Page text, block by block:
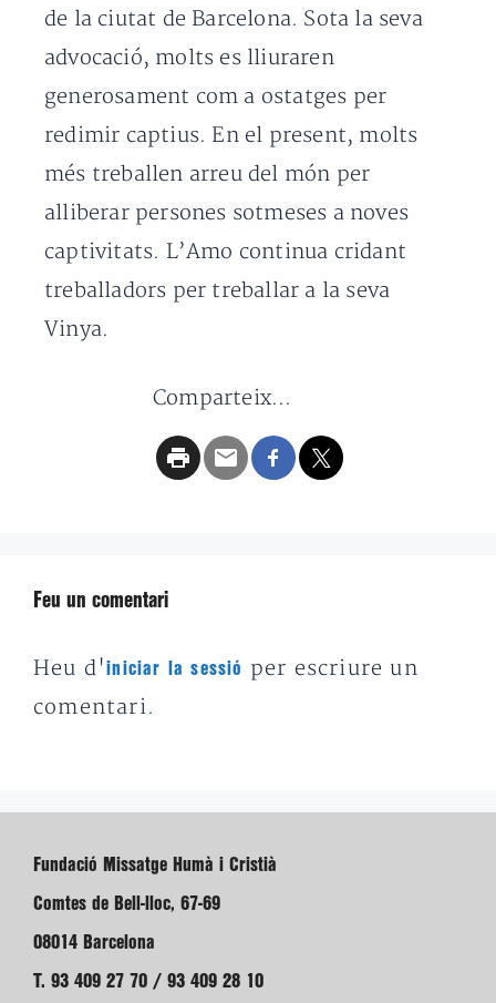
de la ciutat de Barcelona. Sota la seva
advocació, molts es lliuraren
generosament com a ostatges per
redimir captius. En el present, molts
més treballen arreu del món per
alliberar persones sotmeses a noves
captivitats. L’Amo continua cridant
treballadors per treballar a la seva
Vinya.
Comparteix...
Feu un comentari
Heu d'iniciar la sessió
per escriure un
comentari.
Fundació Missatge Humà i Cristià
Comtes de Bell-lloc, 67-69
08014 Barcelona
T. 93 409 27 70 / 93 409 28 10